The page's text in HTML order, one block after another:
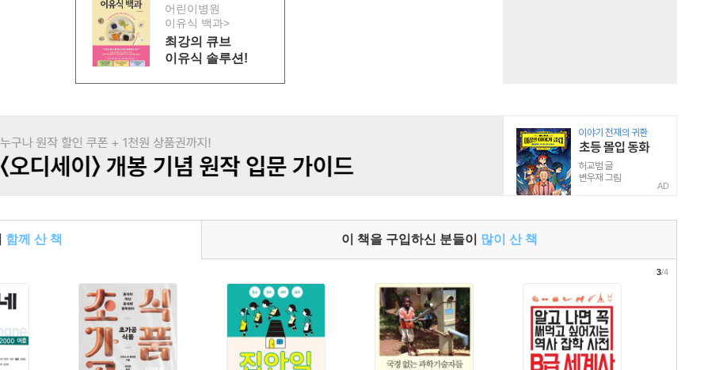
어린이병원
이유식 백과>
최강의 큐브
이유식 솔루션!
AD
함께 산 책 이 책을 구입하신 분들이 많이 산 책
3/4